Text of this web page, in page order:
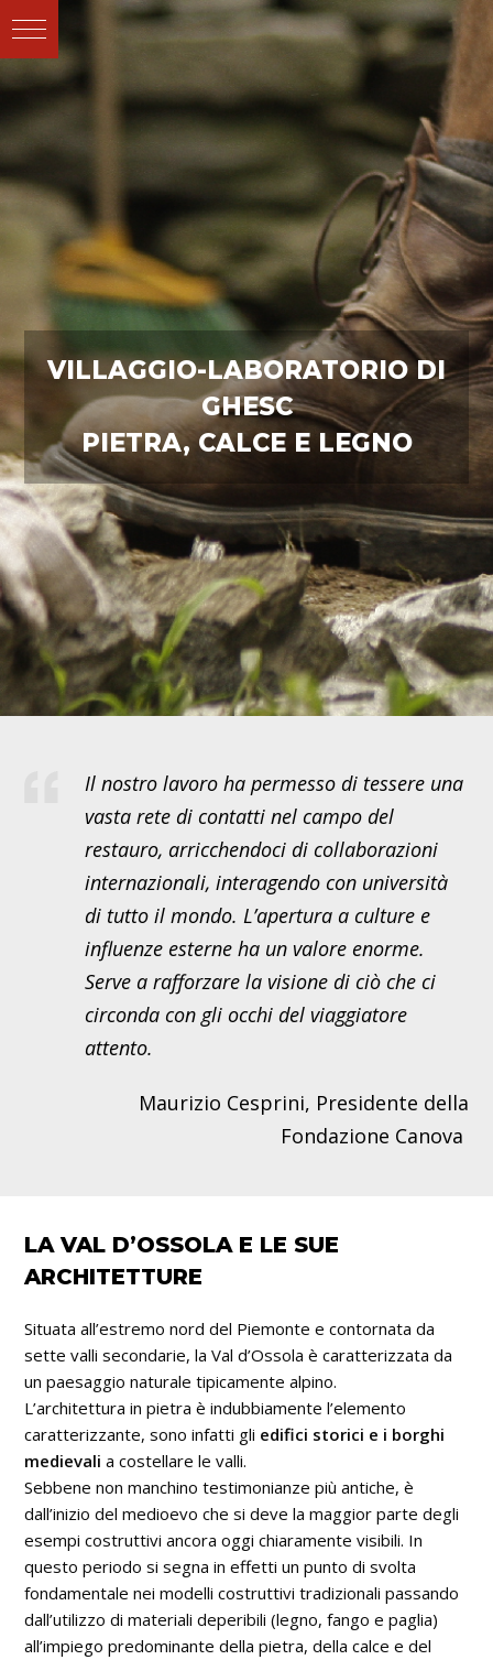
VILLAGGIO-LABORATORIO DI
GHESC
PIETRA, CALCE E LEGNO
Il nostro lavoro ha permesso di tessere una
vasta rete di contatti nel campo del
restauro, arricchendoci di collaborazioni
internazionali, interagendo con università
di tutto il mondo. L’apertura a culture e
influenze esterne ha un valore enorme.
Serve a rafforzare la visione di ciò che ci
circonda con gli occhi del viaggiatore
attento.
Maurizio Cesprini, Presidente della
Fondazione Canova
LA VAL D’OSSOLA E LE SUE
ARCHITETTURE
Situata all’estremo nord del Piemonte e contornata da
sette valli secondarie, la Val d’Ossola è caratterizzata da
un paesaggio naturale tipicamente alpino.
L’architettura in pietra è indubbiamente l’elemento
caratterizzante, sono infatti gli edifici storici e i borghi
medievali a costellare le valli.
Sebbene non manchino testimonianze più antiche, è
dall’inizio del medioevo che si deve la maggior parte degli
esempi costruttivi ancora oggi chiaramente visibili. In
questo periodo si segna in effetti un punto di svolta
fondamentale nei modelli costruttivi tradizionali passando
dall’utilizzo di materiali deperibili (legno, fango e paglia)
all’impiego predominante della pietra, della calce e del